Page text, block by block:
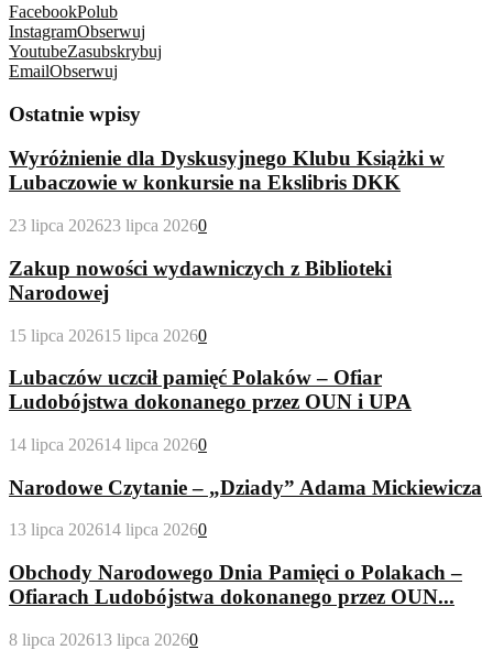
FacebookPolub
InstagramObserwuj
YoutubeZasubskrybuj
EmailObserwuj
Ostatnie wpisy
Wyróżnienie dla Dyskusyjnego Klubu Książki w
Lubaczowie w konkursie na Ekslibris DKK
23 lipca 202623 lipca 20260
Zakup nowości wydawniczych z Biblioteki
Narodowej
15 lipca 202615 lipca 20260
Lubaczów uczcił pamięć Polaków – Ofiar
Ludobójstwa dokonanego przez OUN i UPA
14 lipca 202614 lipca 20260
Narodowe Czytanie – „Dziady” Adama Mickiewicza
13 lipca 202614 lipca 20260
Obchody Narodowego Dnia Pamięci o Polakach –
Ofiarach Ludobójstwa dokonanego przez OUN...
8 lipca 202613 lipca 20260